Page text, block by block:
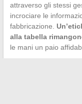
attraverso gli stessi
incrociare le
fabbricazione.
alla tabella
le mani un paio